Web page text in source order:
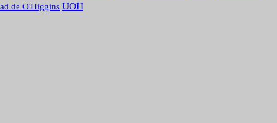
de O'Higgins UOH